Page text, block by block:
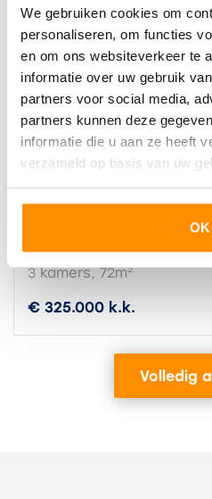
We gebruiken cookies om
personaliseren, om functies
en om ons websiteverkeer te
informatie over uw gebruik
partners voor social media,
partners kunnen deze
informatie die u aan ze heeft
verzameld op basis van uw
OK
3 kamers, 72m²
€ 325.000 k.k.
Volledig